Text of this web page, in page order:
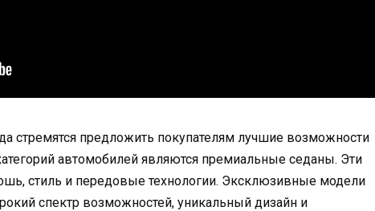
стремятся предложить покупателям лучшие возможности
автомобилей являются премиальные седаны. Эти
стиль и передовые технологии. Эксклюзивные модели
спектр возможностей, уникальный дизайн и